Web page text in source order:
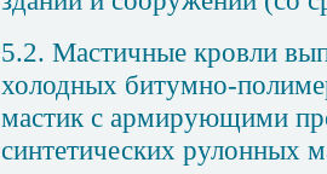
5.2. Мастичные кровли
холодных битумно-
мастик с армирующими
синтетических рулонных